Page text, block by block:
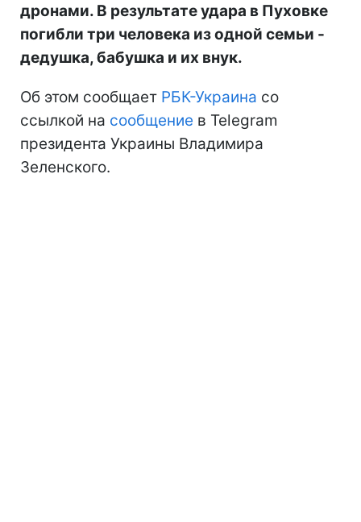
дронами. В результате удара в Пуховке
погибли три человека из одной семьи -
дедушка, бабушка и их внук.
Об этом сообщает РБК-Украина со
ссылкой на сообщение в Telegram
президента Украины Владимира
Зеленского.